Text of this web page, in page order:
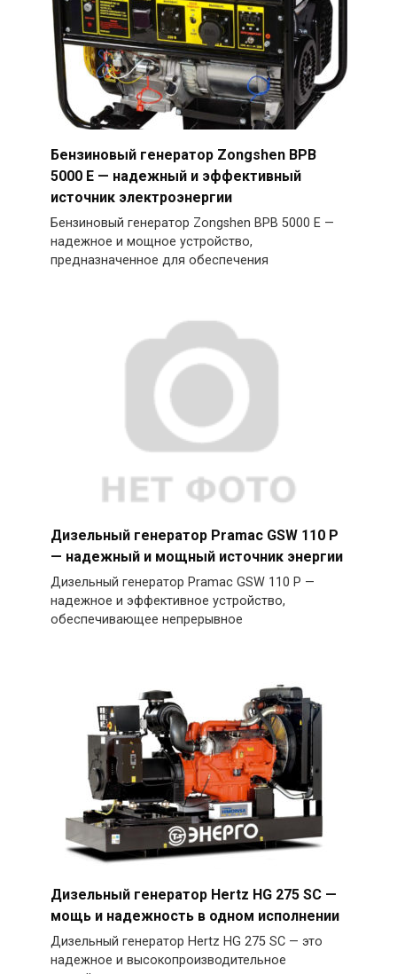
Бензиновый генератор Zongshen BPB
5000 E — надежный и эффективный
источник электроэнергии
Бензиновый генератор Zongshen BPB 5000 E —
надежное и мощное устройство,
предназначенное для обеспечения
Дизельный генератор Pramac GSW 110 P
— надежный и мощный источник энергии
Дизельный генератор Pramac GSW 110 P —
надежное и эффективное устройство,
обеспечивающее непрерывное
Дизельный генератор Hertz HG 275 SC —
мощь и надежность в одном исполнении
Дизельный генератор Hertz HG 275 SC — это
надежное и высокопроизводительное